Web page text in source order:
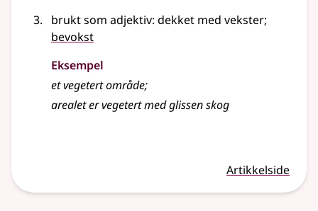
brukt som adjektiv: dekket med vekster;
bevokst
Eksempel
et vegetert område;
arealet er vegetert med glissen skog
Artikkelside